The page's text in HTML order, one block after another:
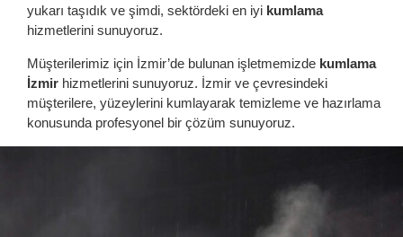
yukarı taşıdık ve şimdi, sektördeki en iyi kumlama
hizmetlerini sunuyoruz.
Müşterilerimiz için İzmir’de bulunan işletmemizde kumlama
İzmir hizmetlerini sunuyoruz. İzmir ve çevresindeki
müşterilere, yüzeylerini kumlayarak temizleme ve hazırlama
konusunda profesyonel bir çözüm sunuyoruz.